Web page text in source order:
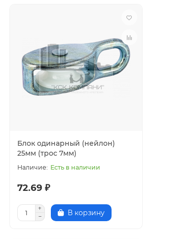
Блок одинарный (нейлон)
25мм (трос 7мм)
Есть в наличии
72.69 ₽
В корзину